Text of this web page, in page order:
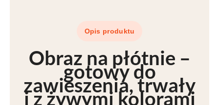
Opis produktu
Obraz na płótnie –
gotowy do
zawieszenia, trwały
i zżywymi kolorami